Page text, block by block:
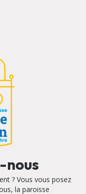
nous
? Vous vous posez
la paroisse